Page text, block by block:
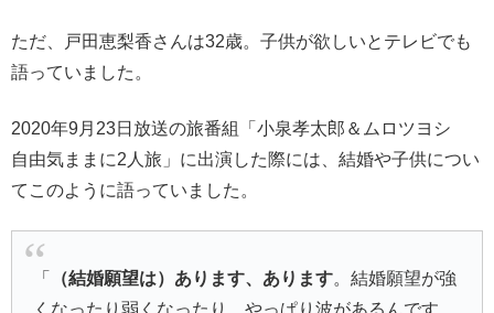
ただ、戸田恵梨香さんは32歳。子供が欲しいとテレビでも
語っていました。
2020年9月23日放送の旅番組「小泉孝太郎＆ムロツヨシ
自由気ままに2人旅」に出演した際には、結婚や子供につい
てこのように語っていました。
「 （結婚願望は）あります、あります。結婚願望が強
くなったり弱くなったり、やっぱり波があるんです